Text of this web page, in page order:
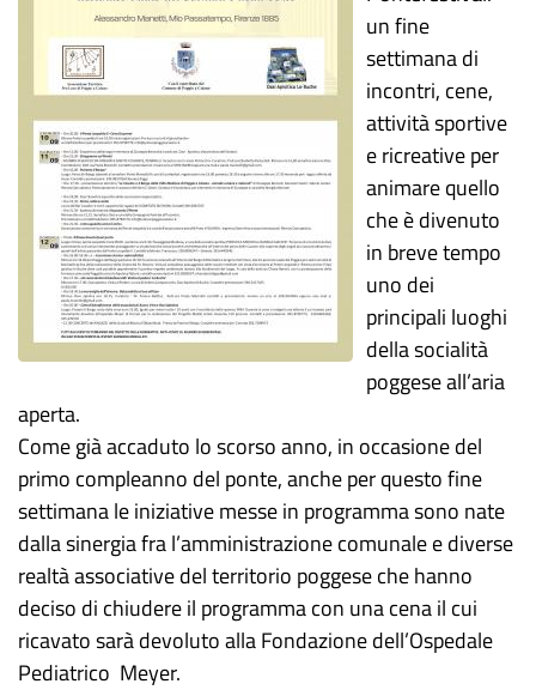
un fine
settimana di
incontri, cene,
attività sportive
e ricreative per
animare quello
che è divenuto
in breve tempo
uno dei
principali luoghi
della socialità
poggese all’aria
aperta.
Come già accaduto lo scorso anno, in occasione del
primo compleanno del ponte, anche per questo fine
settimana le iniziative messe in programma sono nate
dalla sinergia fra l’amministrazione comunale e diverse
realtà associative del territorio poggese che hanno
deciso di chiudere il programma con una cena il cui
ricavato sarà devoluto alla Fondazione dell’Ospedale
Pediatrico Meyer.